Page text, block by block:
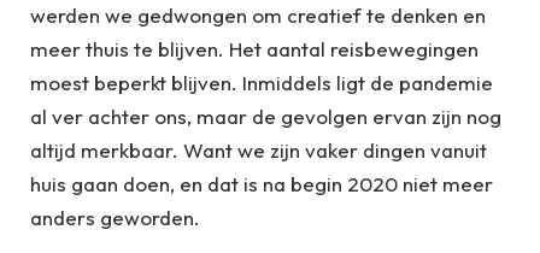
werden we gedwongen om creatief te denken en
meer thuis te blijven. Het aantal reisbewegingen
moest beperkt blijven. Inmiddels ligt de pandemie
al ver achter ons, maar de gevolgen ervan zijn nog
altijd merkbaar. Want we zijn vaker dingen vanuit
huis gaan doen, en dat is na begin 2020 niet meer
anders geworden.